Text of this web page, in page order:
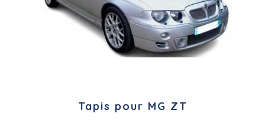
Tapis pour MG ZT